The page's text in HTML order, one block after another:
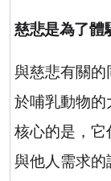
慈悲是為了體
與慈悲有關的
於哺乳動物
核心的是，它
與他人需求